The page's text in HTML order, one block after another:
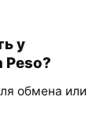
у
Peso?
обмена или